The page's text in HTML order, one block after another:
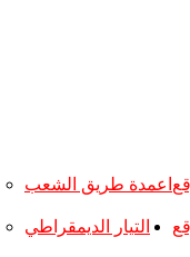
اعمدة طريق الشعب
التيار الديمقراطي